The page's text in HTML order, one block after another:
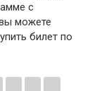
с
можете
билет по